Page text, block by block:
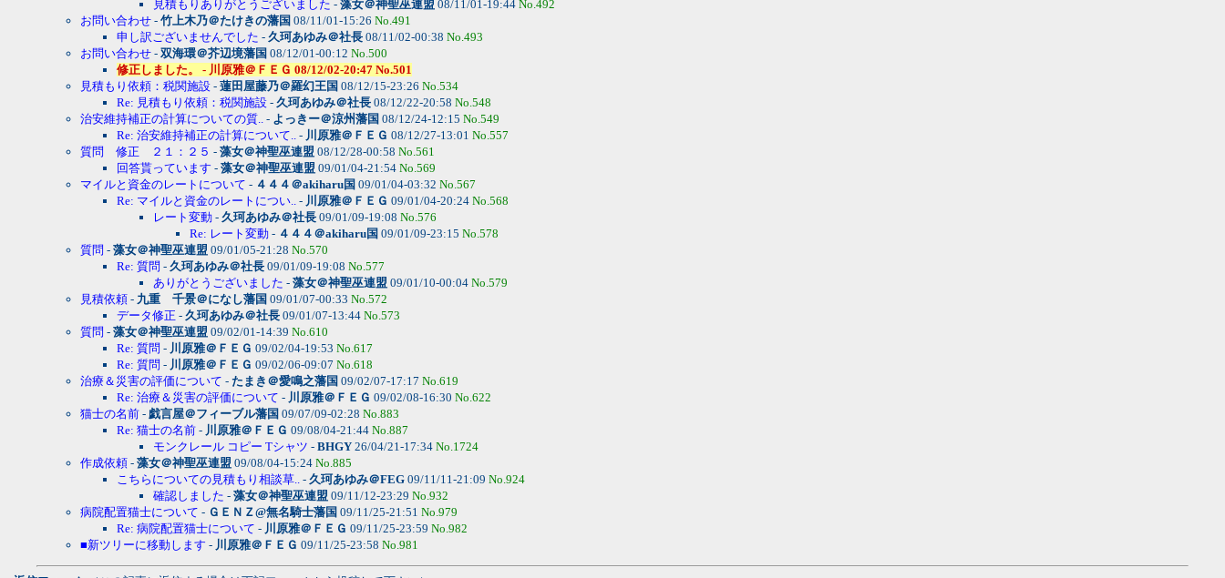
見積もりありがとうございました - 藻女＠神聖巫連盟 08/11/01-19:44 No.492
お問い合わせ - 竹上木乃＠たけきの藩国 08/11/01-15:26 No.491
申し訳ございませんでした - 久珂あゆみ＠社長 08/11/02-00:38 No.493
お問い合わせ - 双海環＠芥辺境藩国 08/12/01-00:12 No.500
修正しました。 - 川原雅＠ＦＥＧ 08/12/02-20:47 No.501
見積もり依頼：税関施設 - 蓮田屋藤乃＠羅幻王国 08/12/15-23:26 No.534
Re: 見積もり依頼：税関施設 - 久珂あゆみ＠社長 08/12/22-20:58 No.548
治安維持補正の計算についての質.. - よっきー＠涼州藩国 08/12/24-12:15 No.549
Re: 治安維持補正の計算について.. - 川原雅＠ＦＥＧ 08/12/27-13:01 No.557
質問 修正 ２１：２５ - 藻女＠神聖巫連盟 08/12/28-00:58 No.561
回答貰っています - 藻女＠神聖巫連盟 09/01/04-21:54 No.569
マイルと資金のレートについて - ４４４＠akiharu国 09/01/04-03:32 No.567
Re: マイルと資金のレートについ.. - 川原雅＠ＦＥＧ 09/01/04-20:24 No.568
レート変動 - 久珂あゆみ＠社長 09/01/09-19:08 No.576
Re: レート変動 - ４４４＠akiharu国 09/01/09-23:15 No.578
質問 - 藻女＠神聖巫連盟 09/01/05-21:28 No.570
Re: 質問 - 久珂あゆみ＠社長 09/01/09-19:08 No.577
ありがとうございました - 藻女＠神聖巫連盟 09/01/10-00:04 No.579
見積依頼 - 九重 千景＠になし藩国 09/01/07-00:33 No.572
データ修正 - 久珂あゆみ＠社長 09/01/07-13:44 No.573
質問 - 藻女＠神聖巫連盟 09/02/01-14:39 No.610
Re: 質問 - 川原雅＠ＦＥＧ 09/02/04-19:53 No.617
Re: 質問 - 川原雅＠ＦＥＧ 09/02/06-09:07 No.618
治療＆災害の評価について - たまき＠愛鳴之藩国 09/02/07-17:17 No.619
Re: 治療＆災害の評価について - 川原雅＠ＦＥＧ 09/02/08-16:30 No.622
猫士の名前 - 戯言屋＠フィーブル藩国 09/07/09-02:28 No.883
Re: 猫士の名前 - 川原雅＠ＦＥＧ 09/08/04-21:44 No.887
モンクレール コピー Tシャツ - BHGY 26/04/21-17:34 No.1724
作成依頼 - 藻女＠神聖巫連盟 09/08/04-15:24 No.885
こちらについての見積もり相談草.. - 久珂あゆみ＠FEG 09/11/11-21:09 No.924
確認しました - 藻女＠神聖巫連盟 09/11/12-23:29 No.932
病院配置猫士について - ＧＥＮＺ@無名騎士藩国 09/11/25-21:51 No.979
Re: 病院配置猫士について - 川原雅＠ＦＥＧ 09/11/25-23:59 No.982
■新ツリーに移動します - 川原雅＠ＦＥＧ 09/11/25-23:58 No.981